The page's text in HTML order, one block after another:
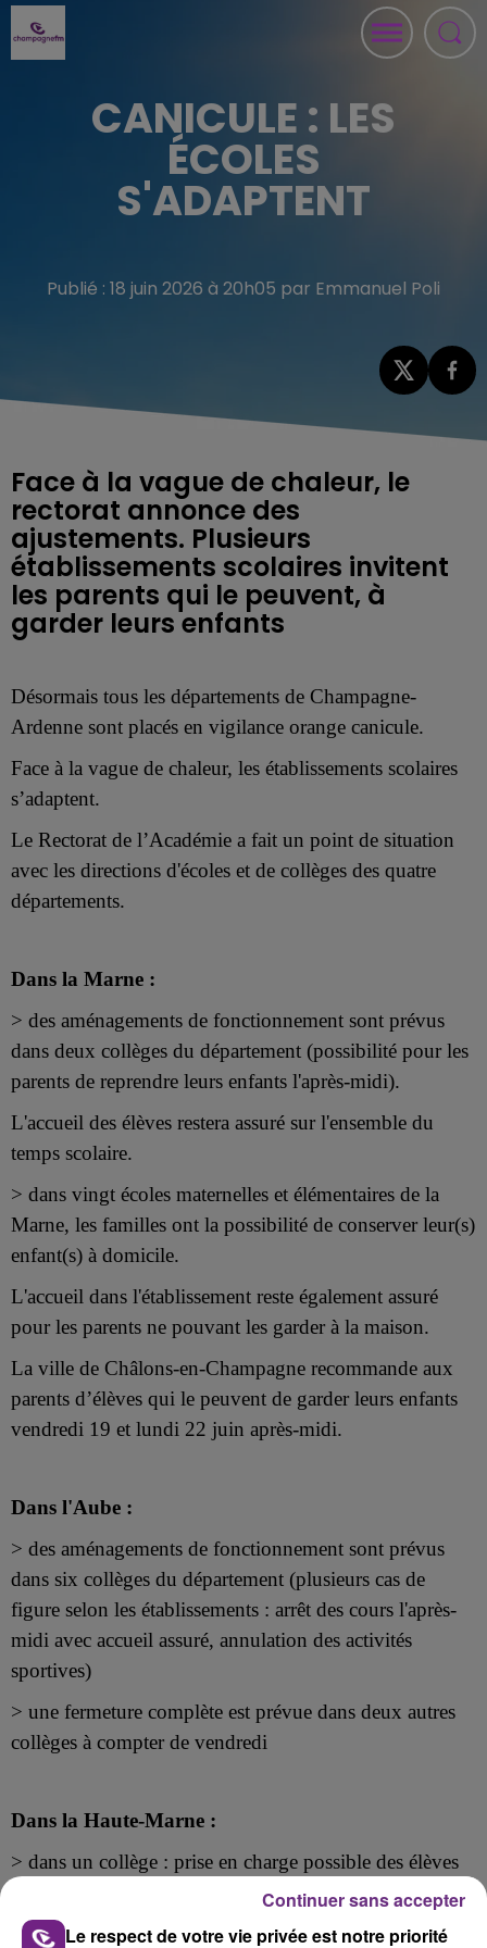
CANICULE : LES
ÉCOLES
S'ADAPTENT
Publié : 18 juin 2026 à 20h05 par Emmanuel Poli
Face à la vague de chaleur, le
rectorat annonce des
ajustements. Plusieurs
établissements scolaires invitent
les parents qui le peuvent, à
garder leurs enfants
Désormais tous les départements de Champagne-
Ardenne sont placés en vigilance orange canicule.
Face à la vague de chaleur, les établissements scolaires
s’adaptent.
Le Rectorat de l’Académie a fait un point de situation
avec les directions d'écoles et de collèges des quatre
départements.
Dans la Marne :
> des aménagements de fonctionnement sont prévus
dans deux collèges du département (possibilité pour les
parents de reprendre leurs enfants l'après-midi).
L'accueil des élèves restera assuré sur l'ensemble du
temps scolaire.
> dans vingt écoles maternelles et élémentaires de la
Marne, les familles ont la possibilité de conserver leur(s)
enfant(s) à domicile.
L'accueil dans l'établissement reste également assuré
pour les parents ne pouvant les garder à la maison.
La ville de Châlons-en-Champagne recommande aux
parents d’élèves qui le peuvent de garder leurs enfants
vendredi 19 et lundi 22 juin après-midi.
Dans l'Aube :
> des aménagements de fonctionnement sont prévus
dans six collèges du département (plusieurs cas de
figure selon les établissements : arrêt des cours l'après-
midi avec accueil assuré, annulation des activités
sportives)
> une fermeture complète est prévue dans deux autres
collèges à compter de vendredi
Dans la Haute-Marne :
> dans un collège : prise en charge possible des élèves
Le respect de votre vie privée est notre priorité
Continuer sans accepter